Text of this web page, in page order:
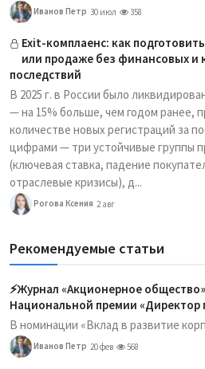
Иванов Петр 30 июл 358
Exit-комплаенс: как
или продаже без финансовых и
последствий
В 2025 г. в России было
— на 15% больше, чем годом ранее,
количестве новых регистраций за
цифрами — три устойчивые группы
(ключевая ставка, падение
отраслевые кризисы), д...
Рогова Ксения 2 авг
Рекомендуемые статьи
⚡️Журнал «Акционерное
Национальной премии «Директор
В номинации «Вклад в развитие
Иванов Петр 20 фев 568